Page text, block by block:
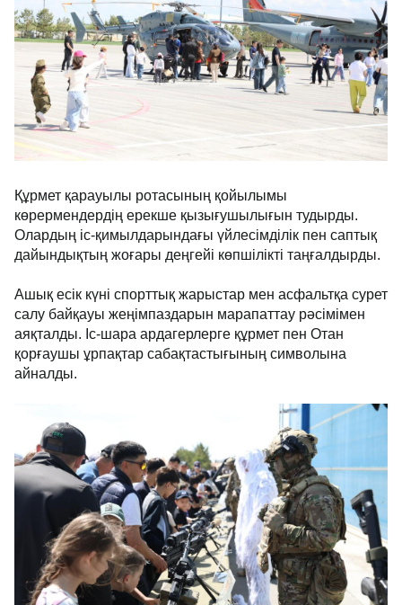
Құрмет қарауылы ротасының қойылымы
көрермендердің ерекше қызығушылығын тудырды.
Олардың іс-қимылдарындағы үйлесімділік пен саптық
дайындықтың жоғары деңгейі көпшілікті таңғалдырды.
Ашық есік күні спорттық жарыстар мен асфальтқа сурет
салу байқауы жеңімпаздарын марапаттау рәсімімен
аяқталды. Іс-шара ардагерлерге құрмет пен Отан
қорғаушы ұрпақтар сабақтастығының символына
айналды.